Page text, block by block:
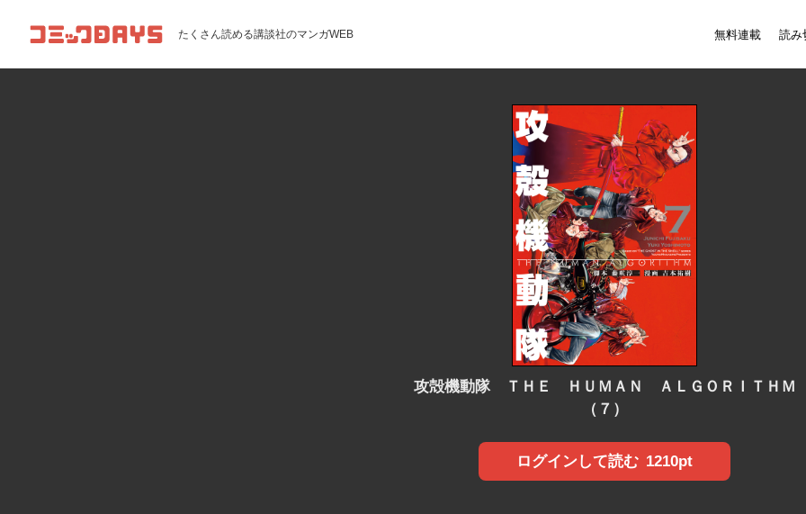
コミックDAYS たくさん読める講談社のマンガWEB 無料連載 読み
攻殻機動隊 ＴＨＥ ＨＵＭＡＮ ＡＬＧＯＲＩＴＨＭ
（７）
ログインして読む 1210pt